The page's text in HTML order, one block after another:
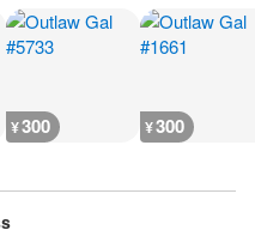
¥300 ¥300